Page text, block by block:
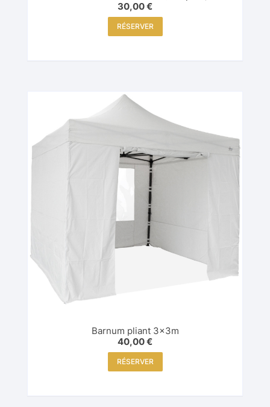
30,00€
RÉSERVER
Barnum pliant 3x3m
40,00€
RÉSERVER